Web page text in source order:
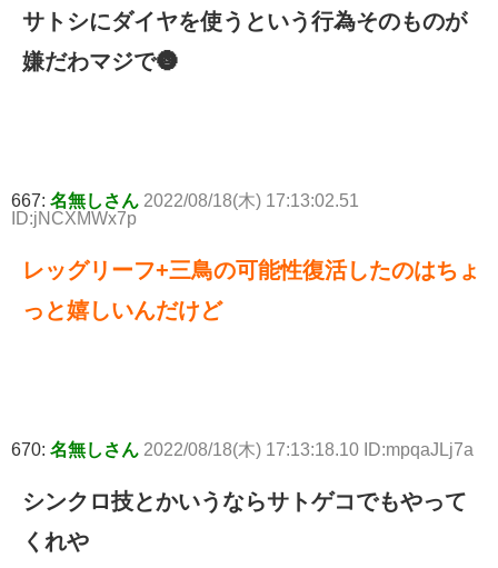
サトシにダイヤを使うという行為そのものが
嫌だわマジで🌚
667: 名無しさん 2022/08/18(木) 17:13:02.51
ID:jNCXMWx7p
レッグリーフ+三鳥の可能性復活したのはちょ
っと嬉しいんだけど
670: 名無しさん 2022/08/18(木) 17:13:18.10 ID:mpqaJLj7a
シンクロ技とかいうならサトゲコでもやって
くれや